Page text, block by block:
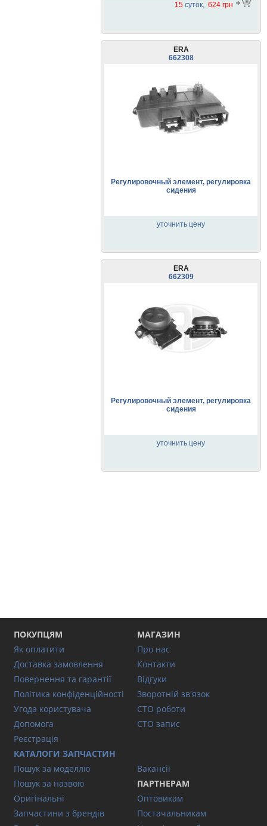
15 суток, 624 грн
ERA
662308
Регулировочный элемент, регулировка
сидения
уточнить цену
ERA
662309
Регулировочный элемент, регулировка
сидения
уточнить цену
ПОКУПЦЯМ
Як оплатити
Доставка замовлення
Повернення та гарантії
Політика конфіденційності
Угода користувача
Допомога
Реєстрація
МАГАЗИН
Про нас
Контакти
Відгуки
Зворотній зв'язок
СТО роботи
СТО запис
Вакансії
КАТАЛОГИ ЗАПЧАСТИН
Пошук за моделлю
Пошук за назвою
Оригінальні
Запчастини з брендів
ПАРТНЕРАМ
Оптовикам
Постачальникам